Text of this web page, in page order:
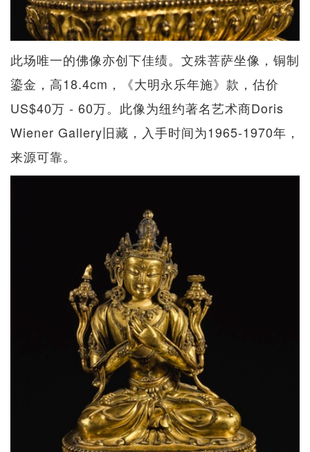
此场唯一的佛像亦创下佳绩。文殊菩萨坐像，铜制
鎏金，高18.4cm，《大明永乐年施》款，估价
US$40万 - 60万。此像为纽约著名艺术商Doris
Wiener Gallery旧藏，入手时间为1965-1970年，
来源可靠。